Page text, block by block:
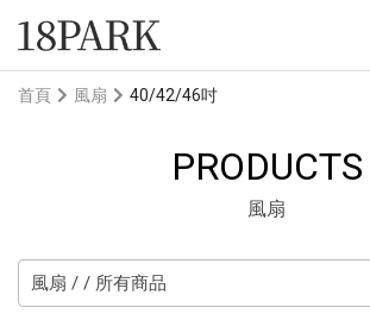
首頁 風扇 40/42/46吋
PRODUCTS
風扇
風扇 / / 所有商品